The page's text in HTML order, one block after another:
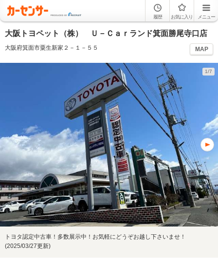
履歴 お気に入り メニュー
大阪トヨペット（株） Ｕ－Ｃａｒランド箕面勝尾寺口店
大阪府箕面市粟生新家２－１－５５ MAP
1/7
トヨタ認定中古車！多数展示中！お気軽にどうぞお越し下さいませ！
(2025/03/27更新)